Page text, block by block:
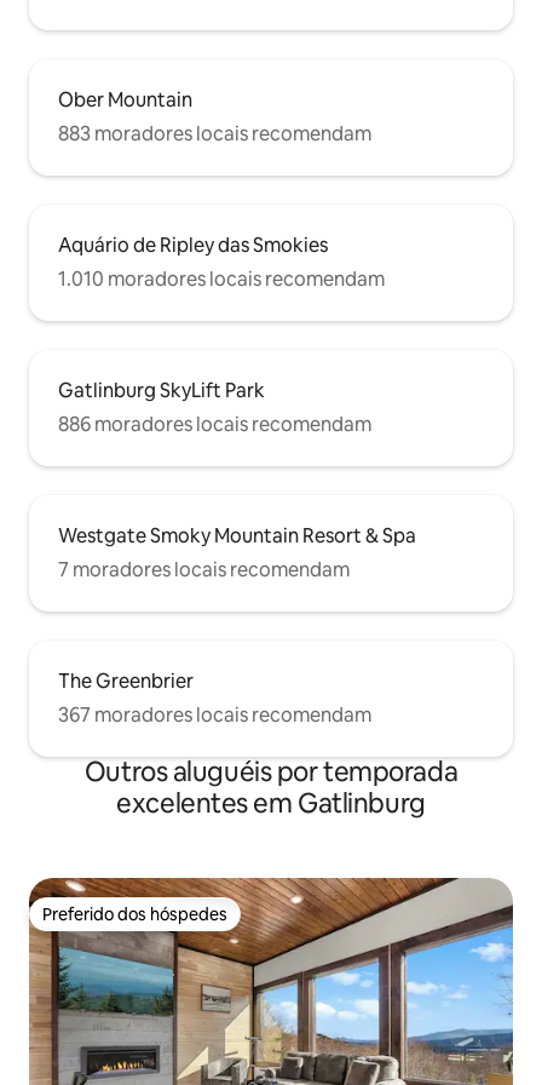
Ober Mountain
883 moradores locais recomendam
Aquário de Ripley das Smokies
1.010 moradores locais recomendam
Gatlinburg SkyLift Park
886 moradores locais recomendam
Westgate Smoky Mountain Resort & Spa
7 moradores locais recomendam
The Greenbrier
367 moradores locais recomendam
Outros aluguéis por temporada
excelentes em Gatlinburg
Preferido dos hóspedes
Preferido dos hóspedes